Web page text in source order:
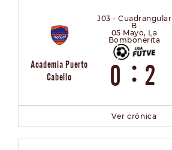
Academia Puerto
Cabello
J03 - Cuadrangular
B
05 Mayo, La
Bombonerita
0 : 2
Ver crónica